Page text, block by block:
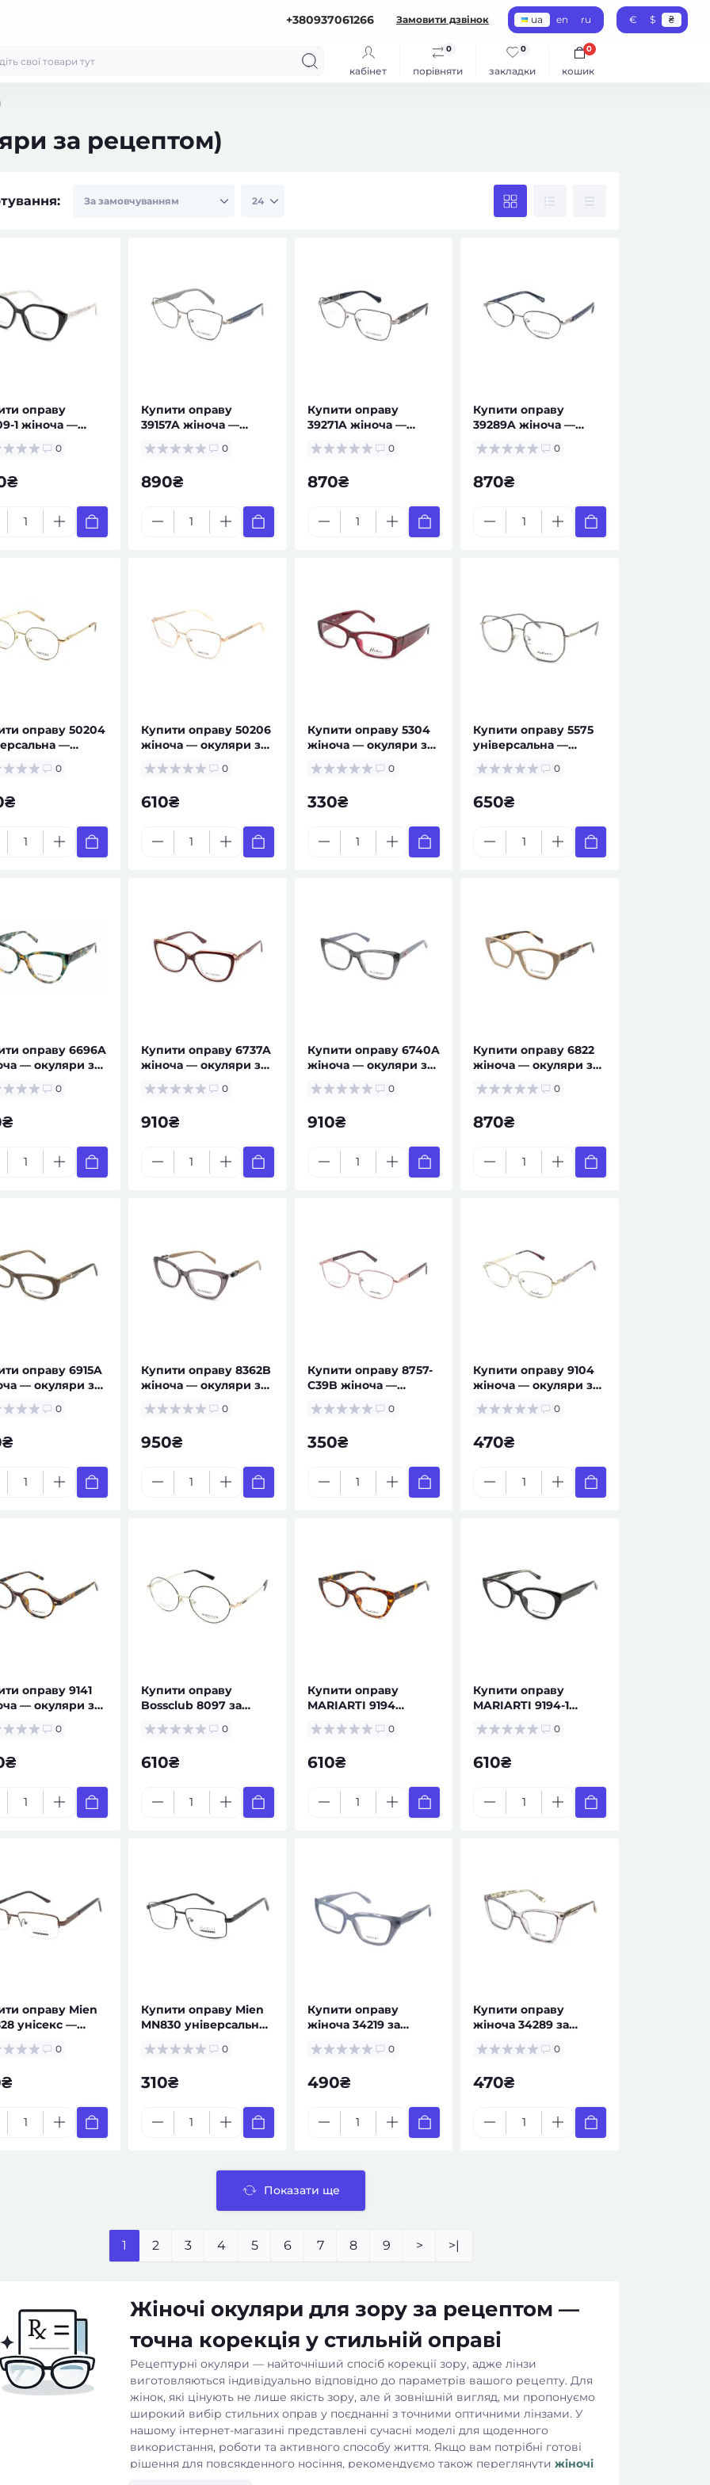
+380937061266 Замовити дзвінок ua en ru € $ ₴
кабінет порівняти
0
закладки
0
кошик
0
за рецептом)
оправу
1 жіноча —
за рецептом
0
Купити оправу
39157A жіноча —
окуляри за рецептом
0
890₴
Купити оправу
39271A жіноча —
окуляри за рецептом
0
870₴
Купити оправу
39289A жіноча —
окуляри за рецептом
0
870₴
оправу 50204
—
за рецептом
0
Купити оправу 50206
жіноча — окуляри за
рецептом
0
610₴
Купити оправу 5304
жіноча — окуляри за
рецептом
0
330₴
Купити оправу 5575
універсальна —
окуляри за рецептом
0
650₴
оправу 6696A
— окуляри за
0
Купити оправу 6737A
жіноча — окуляри за
рецептом
0
910₴
Купити оправу 6740A
жіноча — окуляри за
рецептом
0
910₴
Купити оправу 6822
жіноча — окуляри за
рецептом
0
870₴
оправу 6915A
— окуляри за
0
Купити оправу 8362B
жіноча — окуляри за
0
950₴
Купити оправу 8757-
C39B жіноча —
0
350₴
Купити оправу 9104
жіноча — окуляри за
0
470₴
оправу 9141
— окуляри за
0
Купити оправу
Bossclub 8097 за
за рецептом 0
610₴
Купити оправу
MARIARTI 9194
рецептом
0
610₴
Купити оправу
MARIARTI 9194-1
рецептом
0
610₴
оправу Mien
унісекс —
0
Купити оправу Mien
MN830 універсальна
рецептом
0
310₴
Купити оправу
жіноча 34219 за
за рецептом 0
490₴
Купити оправу
жіноча 34289 за
окуляри
0
470₴
Показати ще
1 2 3 4 5 6 7 8 9 > >|
Жіночі окуляри для зору за рецептом —
точна корекція у стильній оправі
Рецептурні окуляри — найточніший спосіб корекції зору, адже лінзи
виготовляються індивідуально відповідно до параметрів вашого рецепту. Для
жінок, які цінують не лише якість зору, але й зовнішній вигляд, ми пропонуємо
широкий вибір стильних оправ у поєднанні з точними оптичними лінзами. У
нашому інтернет-магазині представлені сучасні моделі для щоденного
використання, роботи та активного способу життя. Якщо вам потрібні готові
рішення для повсякденного носіння, рекомендуємо також переглянути жіночі